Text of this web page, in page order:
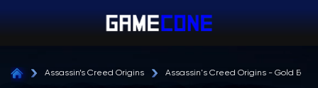
Assassin’s Creed Origins Assassin's Creed Origins - Gold